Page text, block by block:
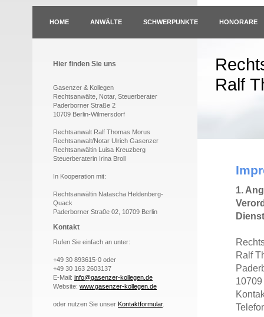
HOME ANWÄLTE SCHWERPUNKTE HONORARE
Hier finden Sie uns
Gasenzer & Kollegen
Rechtsanwälte, Notar, Steuerberater
Paderborner Straße 2
10709 Berlin-Wilmersdorf
Rechtsanwalt Ralf Thomas Morus
Rechtsanwalt/Notar Ulrich Gasenzer
Rechtsanwältin Luisa Kreuzberg
Steuerberaterin Irina Broll
In Kooperation mit:
Rechtsanwältin Natascha Heldenberg-
Quack
Paderborner Stra0e 02, 10709 Berlin
Kontakt
Rufen Sie einfach an unter:
+49 30 893615-0 oder
+49 30 163 2603137
E-Mail: info@gasenzer-kollegen.de
Website: www.gasenzer-kollegen.de
oder nutzen Sie unser Kontaktformular.
Ralf
1.
Ralf